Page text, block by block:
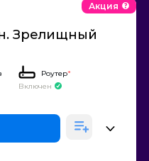
Зрелищный
Акция
Роутер*
Включен